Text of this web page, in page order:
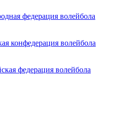
федерация волейбола
конфедерация волейбола
федерация волейбола